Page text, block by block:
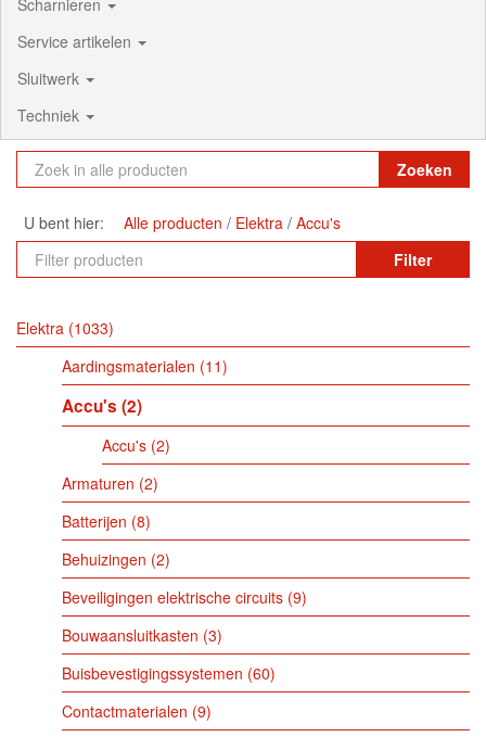
Service artikelen
Sluitwerk
Techniek
Zoeken
U bent hier: Alle producten Elektra Accu's
Filter
Elektra 1033
Aardingsmaterialen 11
Accu's 2
Accu's 2
Armaturen 2
Batterijen 8
Behuizingen 2
Beveiligingen elektrische circuits 9
Bouwaansluitkasten 3
Buisbevestigingssystemen 60
Contactmaterialen 9